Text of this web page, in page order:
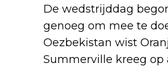
De wedstrijddag
genoeg om mee te
Oezbekistan wist
Summerville kreeg op